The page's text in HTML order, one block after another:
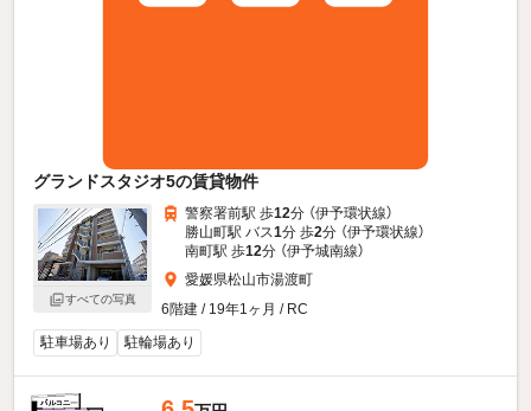
グランドスタジオ5の賃貸物件
すべての写真
警察署前駅 歩12分 （伊予環状線）
勝山町駅 バス1分 歩2分 （伊予環状線）
南町駅 歩12分 （伊予城南線）
愛媛県松山市湯渡町
6階建 / 19年1ヶ月 / RC
駐車場あり
駐輪場あり